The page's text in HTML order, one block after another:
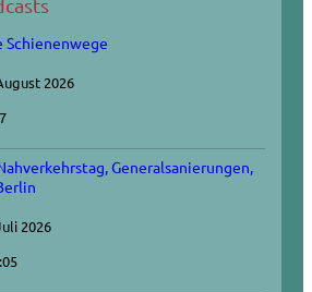
2026
Generalsanierungen,
2026